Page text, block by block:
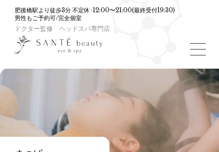
ドクター監修 ヘッドスパ専門店
肥後橋駅より徒歩3分 不定休･12:00〜21:00(最終受付19:30)
男性もご予約可/完全個室
toggle